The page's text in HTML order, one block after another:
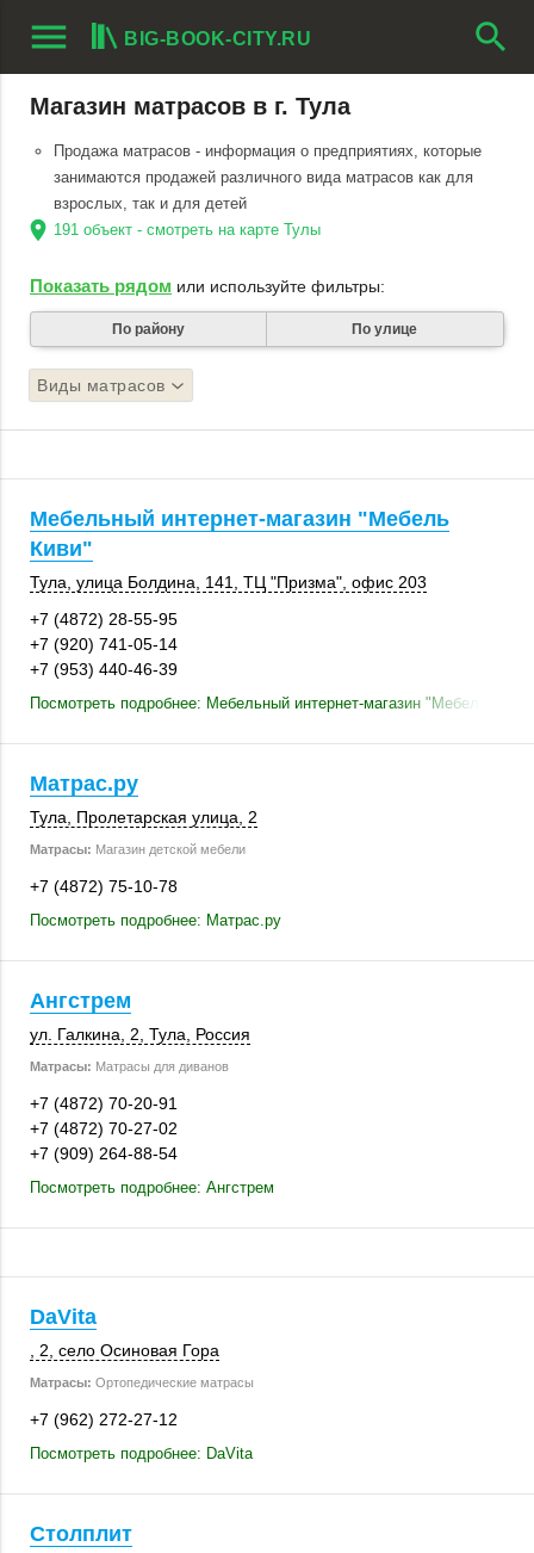
menu BIG-BOOK-CITY.RU search
Магазин матрасов в г. Тула
Продажа матрасов - информация о предприятиях, которые
занимаются продажей различного вида матрасов как для
взрослых, так и для детей
location_on 191 объект - смотреть на карте Тулы
Показать рядом или используйте фильтры:
По району По улице
Виды матрасов
Мебельный интернет-магазин "Мебель
Киви"
Тула улица Болдина 141 , ТЦ "Призма", офис 203
+7 (4872) 28-55-95
+7 (920) 741-05-14
+7 (953) 440-46-39
Посмотреть подробнее: Мебельный интернет-магазин "Мебель Киви"
Матрас.ру
Тула , Пролетарская улица, 2
Матрасы: Магазин детской мебели
+7 (4872) 75-10-78
Посмотреть подробнее: Матрас.ру
Ангстрем
ул. Галкина, 2 Тула Россия
Матрасы: Матрасы для диванов
+7 (4872) 70-20-91
+7 (4872) 70-27-02
+7 (909) 264-88-54
Посмотреть подробнее: Ангстрем
DaVita
, 2 село Осиновая Гора
Матрасы: Ортопедические матрасы
+7 (962) 272-27-12
Посмотреть подробнее: DaVita
Столплит